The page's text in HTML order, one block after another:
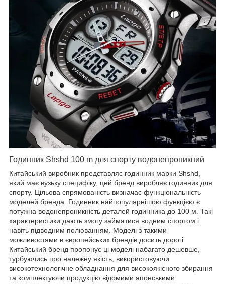
Годинник Shshd 100 m для спорту водонепроникний
Китайський виробник представляє годинник марки Shshd,
який має вузьку специфіку, цей бренд виробляє годинник для
спорту. Цільова спрямованість визначає функціональність
моделей бренда. Годинник найпопулярнішою функцією є
потужна водонепроникність деталей годинника до 100 м. Такі
характеристики дають змогу займатися водним спортом і
навіть підводним полюванням. Моделі з такими
можливостями в європейських брендів досить дорогі.
Китайський бренд пропонує ці моделі набагато дешевше,
турбуючись про належну якість, використовуючи
високотехнологічне обладнання для високоякісного збирання
та комплектуючи продукцію відомими японськими